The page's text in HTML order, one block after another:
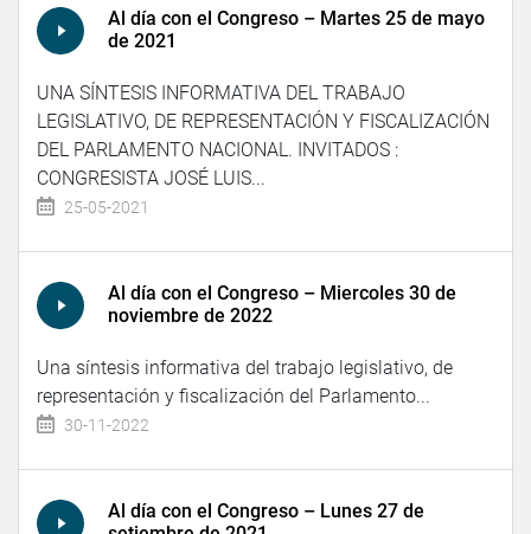
Al día con el Congreso – Martes 25 de mayo
de 2021
UNA SÍNTESIS INFORMATIVA DEL TRABAJO
LEGISLATIVO, DE REPRESENTACIÓN Y FISCALIZACIÓN
DEL PARLAMENTO NACIONAL. INVITADOS :
CONGRESISTA JOSÉ LUIS...
25-05-2021
Al día con el Congreso – Miercoles 30 de
noviembre de 2022
Una síntesis informativa del trabajo legislativo, de
representación y fiscalización del Parlamento...
30-11-2022
Al día con el Congreso – Lunes 27 de